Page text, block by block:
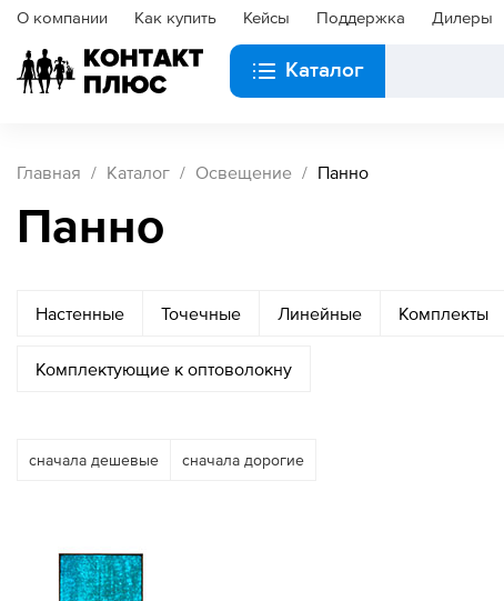
О компании Как купить Кейсы Поддержка Дилеры
Каталог
Главная Каталог Освещение Панно
Панно
Настенные Точечные Линейные Комплекты
Комплектующие к оптоволокну
сначала дешевые сначала дорогие